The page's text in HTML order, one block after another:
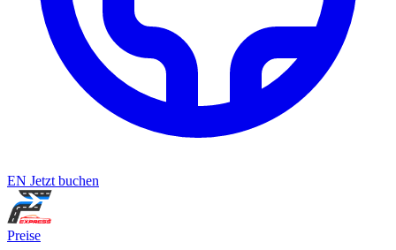
EN Jetzt buchen
Preise